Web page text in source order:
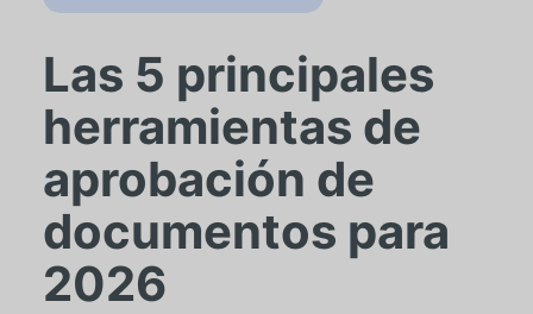
Las 5 principales
herramientas de
aprobación de
documentos para
2026